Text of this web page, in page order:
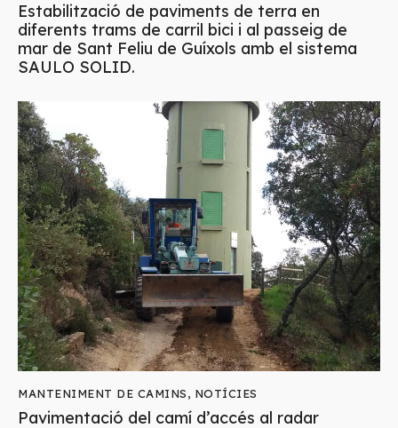
Estabilització de paviments de terra en
diferents trams de carril bici i al passeig de
mar de Sant Feliu de Guíxols amb el sistema
SAULO SOLID.
MANTENIMENT DE CAMINS, NOTÍCIES
Pavimentació del camí d’accés al radar